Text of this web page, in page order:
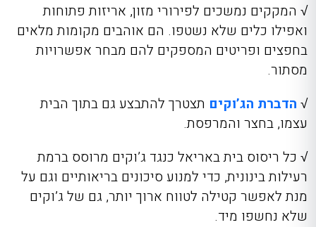
√ המקקים נמשכים לפירורי מזון, אריזות פתוחות
ואפילו כלים שלא נשטפו. הם אוהבים מקומות מלאים
בחפצים ופריטים המספקים להם מבחר אפשרויות
מסתור.
√ הדברת הג’וקים תצטרך להתבצע גם בתוך הבית
עצמו, בחצר והמרפסת.
√ כל ריסוס בית באריאל כנגד ג’וקים מרוסס ברמת
רעילות בינונית, כדי למנוע סיכונים בריאותיים וגם על
מנת לאפשר קטילה לטווח ארוך יותר, גם של ג’וקים
שלא נחשפו מיד.